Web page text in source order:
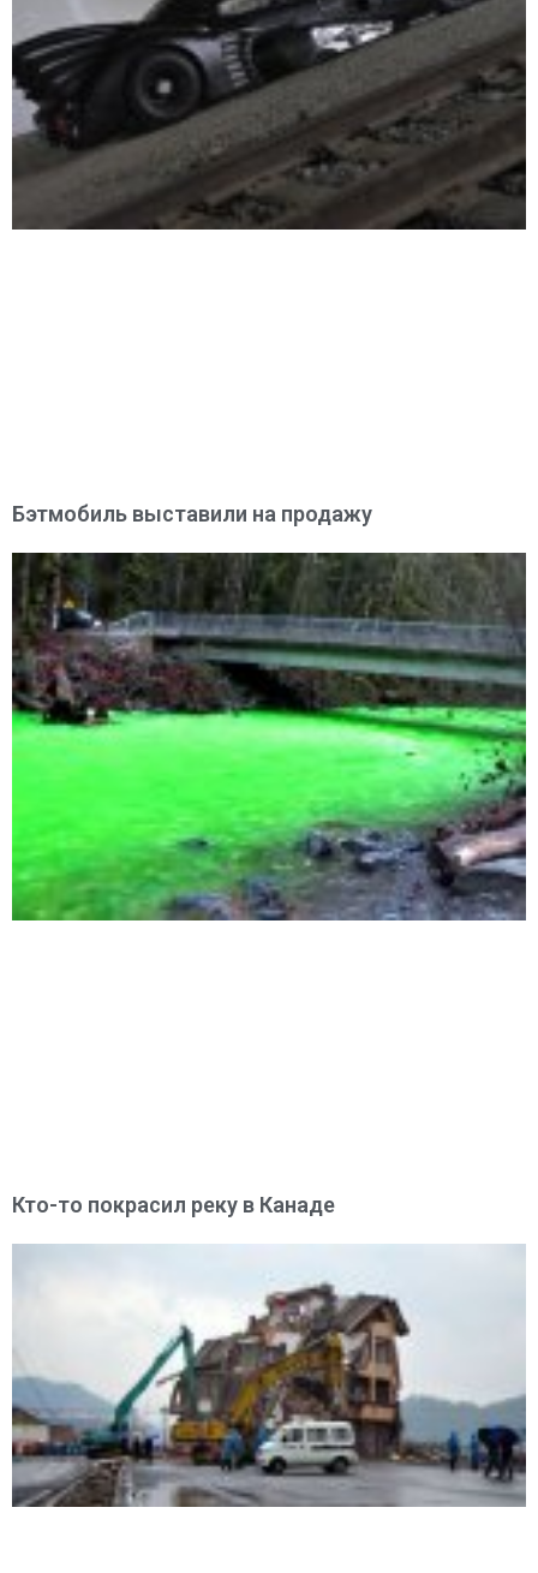
Бэтмобиль выставили на продажу
Кто-то покрасил реку в Канаде